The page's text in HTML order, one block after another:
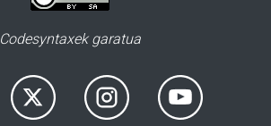
Codesyntaxek garatua